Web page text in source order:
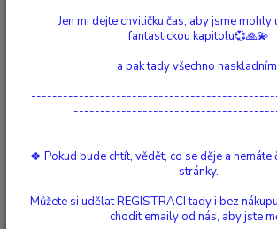
Stojan “Tekoucí Dým“
vůní kužele.celý popis
Dostupnost Skladem 1 ks
Jen mi dejte chviličku čas, aby jsme
fantastickou kapitolu💞🙏💫
a pak tady všechno
🍀 Pokud bude chtít, vědět, co se děje a
stránky.
Můžete si udělat REGISTRACI tady i bez
chodit emaily od nás, aby jste